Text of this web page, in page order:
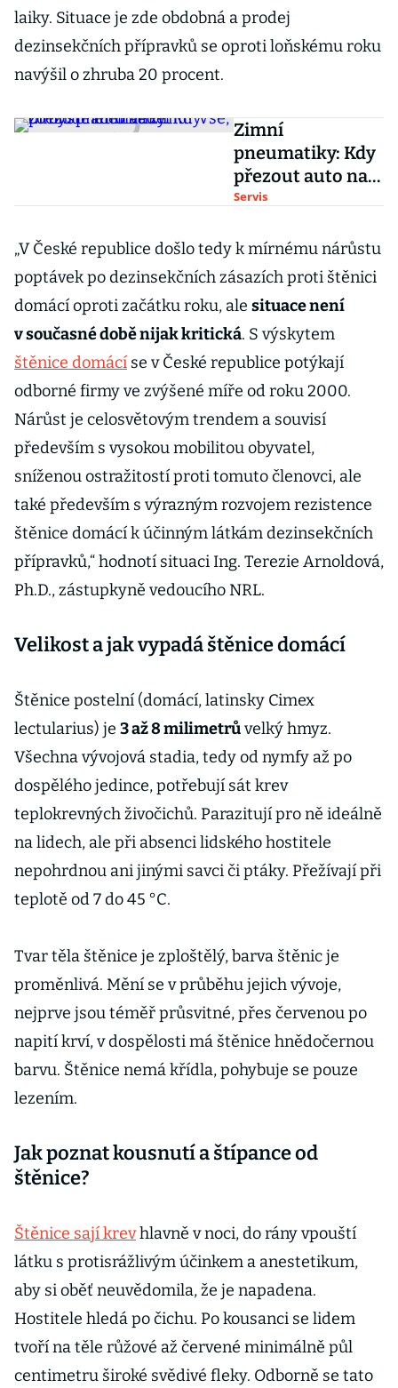
laiky. Situace je zde obdobná a prodej
dezinsekčních přípravků se oproti loňskému roku
navýšil o zhruba 20 procent.
Zimní
pneumatiky: Kdy
přezout auto na
zimu? Vše, co
Servis
„V České republice došlo tedy k mírnému nárůstu
poptávek po dezinsekčních zásazích proti štěnici
domácí oproti začátku roku, ale situace není
v současné době nijak kritická. S výskytem
štěnice domácí se v České republice potýkají
odborné firmy ve zvýšené míře od roku 2000.
Nárůst je celosvětovým trendem a souvisí
především s vysokou mobilitou obyvatel,
sníženou ostražitostí proti tomuto členovci, ale
také především s výrazným rozvojem rezistence
štěnice domácí k účinným látkám dezinsekčních
přípravků,“ hodnotí situaci Ing. Terezie Arnoldová,
Ph.D., zástupkyně vedoucího NRL.
Velikost a jak vypadá štěnice domácí
Štěnice postelní (domácí, latinsky Cimex
lectularius) je 3 až 8 milimetrůvelký hmyz.
Všechna vývojová stadia, tedy od nymfy až po
dospělého jedince, potřebují sát krev
teplokrevných živočichů. Parazitují pro ně ideálně
na lidech, ale při absenci lidského hostitele
nepohrdnou ani jinými savci či ptáky. Přežívají při
teplotě od 7 do 45 °C.
Tvar těla štěnice je zploštělý, barva štěnic je
proměnlivá. Mění se v průběhu jejich vývoje,
nejprve jsou téměř průsvitné, přes červenou po
napití krví, v dospělosti má štěnice hnědočernou
barvu. Štěnice nemá křídla, pohybuje se pouze
lezením.
Jak poznat kousnutí a štípance od
štěnice?
Štěnice sají krevhlavně v noci, do rány vpouští
látku s protisrážlivým účinkem a anestetikum,
aby si oběť neuvědomila, že je napadena.
Hostitele hledá po čichu. Po kousanci se lidem
tvoří na těle růžové až červené minimálně půl
centimetru široké svědivé fleky. Odborně se tato